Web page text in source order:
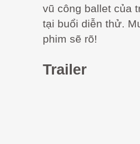
vũ công ballet của
tại buổi diễn thử.
phim sẽ rõ!
Trailer